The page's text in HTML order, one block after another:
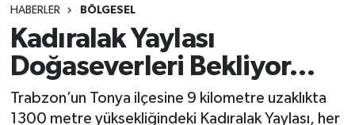
HABERLER BÖLGESEL
Kadıralak Yaylası
Doğaseverleri Bekliyor…
Trabzon’un Tonya ilçesine 9 kilometre uzaklıkta
1300 metre yüksekliğindeki Kadıralak Yaylası, her
Trafik Durumu
Süper Lig Puan Durumu ve Fikstür